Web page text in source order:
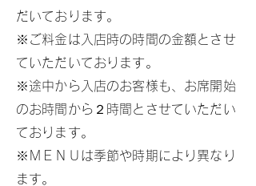
だいております。
※ご料金は入店時の時間の金額とさせ
ていただいております。
※途中から入店のお客様も、お席開始
のお時間から２時間とさせていただい
ております。
※ＭＥＮＵは季節や時期により異なり
ます。